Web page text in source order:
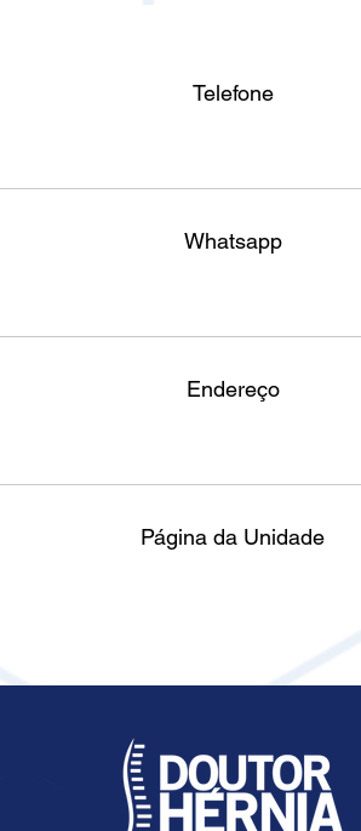
Telefone
Whatsapp
Endereço
Página da Unidade